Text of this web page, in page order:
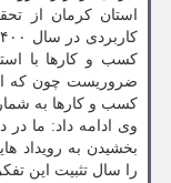
استان کرمان از
کسب و کارها با
ضروریست چون که
کسب و کارها به
را سال تثبیت این